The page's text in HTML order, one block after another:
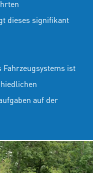
dieses signifikant
ist
auf der